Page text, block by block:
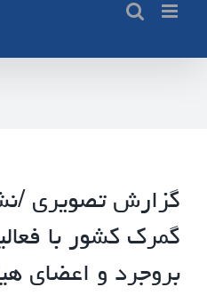
content
گزارش تصویری
گمرک کشور با
بروجرد و اعضای